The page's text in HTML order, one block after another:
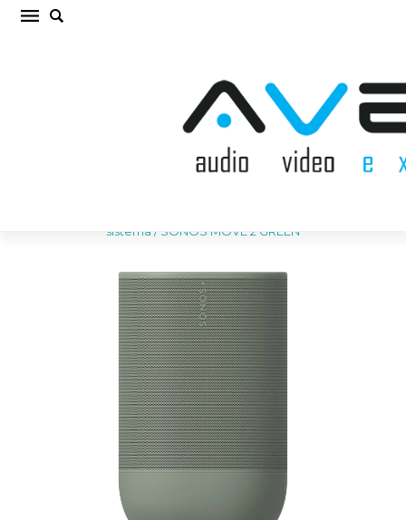
SONOS MOVE 2 GREEN Bezvadu akustiskā
sistēma (cena par gab.)
sistēma / SONOS MOVE 2 GREEN